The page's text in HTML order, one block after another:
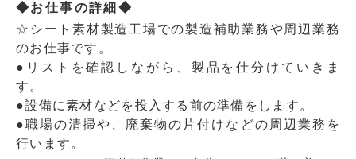
◆お仕事の詳細◆
☆シート素材製造工場での製造補助業務や周辺業務
のお仕事です。
●リストを確認しながら、製品を仕分けていきま
す。
●設備に素材などを投入する前の準備をします。
●職場の清掃や、廃棄物の片付けなどの周辺業務を
行います。